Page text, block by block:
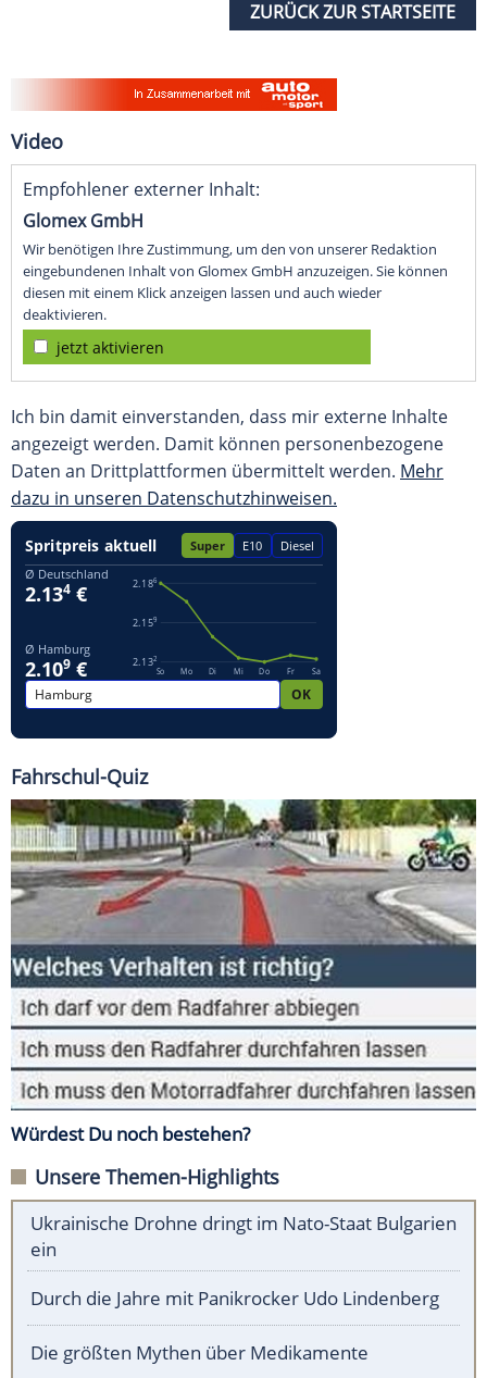
ZURÜCK ZUR STARTSEITE
Video
Empfohlener externer Inhalt:
Glomex GmbH
Wir benötigen Ihre Zustimmung, um den von unserer Redaktion
eingebundenen Inhalt von Glomex GmbH anzuzeigen. Sie können
diesen mit einem Klick anzeigen lassen und auch wieder
deaktivieren.
jetzt aktivieren
Ich bin damit einverstanden, dass mir externe Inhalte
angezeigt werden. Damit können personenbezogene
Daten an Drittplattformen übermittelt werden. Mehr
dazu in unseren Datenschutzhinweisen.
Fahrschul-Quiz
Würdest Du noch bestehen?
Unsere Themen-Highlights
Ukrainische Drohne dringt im Nato-Staat Bulgarien
ein
Durch die Jahre mit Panikrocker Udo Lindenberg
Die größten Mythen über Medikamente